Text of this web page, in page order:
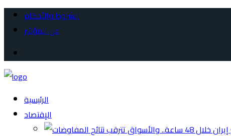
الشروط والأحكام
عن المؤشر
الرئيسية
الإقتصاد